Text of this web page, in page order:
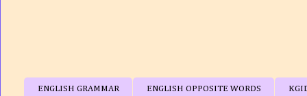
ENGLISH GRAMMAR ENGLISH OPPOSITE WORDS